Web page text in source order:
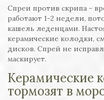
Спреи против скрипа -
работают 1-2 недели,
кашель леденцами.
керамические колодки,
дисков. Спрей не
маскирует.
Керамические
тормозят в